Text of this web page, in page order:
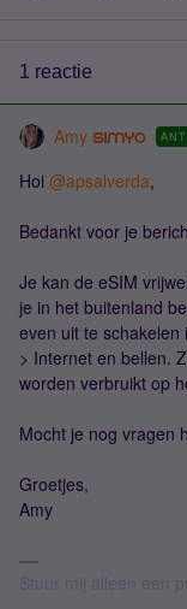
1 reactie
Amy
Hoi ​ @apsalverda,
Bedankt voor je
Je kan de eSIM
je in het buitenland
even uit te schakelen
> Internet en bellen.
worden verbruikt op
Mocht je nog vragen
Groetjes,
Amy